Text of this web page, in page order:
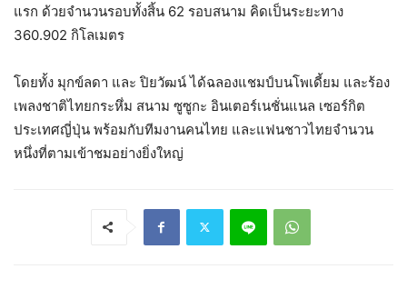
แรก ด้วยจำนวนรอบทั้งสิ้น 62 รอบสนาม คิดเป็นระยะทาง
360.902 กิโลเมตร
โดยทั้ง มุกข์ลดา และ ปิยวัฒน์ ได้ฉลองแชมป์บนโพเดี้ยม และร้อง
เพลงชาติไทยกระหึ่ม สนาม ซูซูกะ อินเตอร์เนชั่นแนล เซอร์กิต
ประเทศญี่ปุ่น พร้อมกับทีมงานคนไทย และแฟนชาวไทยจำนวน
หนึ่งที่ตามเข้าชมอย่างยิ่งใหญ่